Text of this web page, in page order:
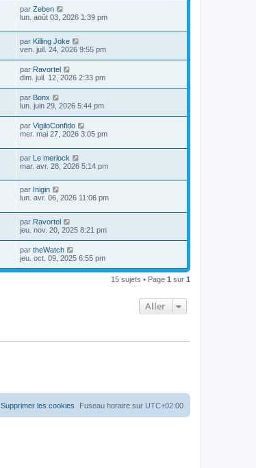
par Zeben
lun. août 03, 2026 1:39 pm
par Killing Joke
ven. juil. 24, 2026 9:55 pm
par Ravortel
dim. juil. 12, 2026 2:33 pm
par Bonx
lun. juin 29, 2026 5:44 pm
par VigiloConfido
mer. mai 27, 2026 3:05 pm
par Le merlock
mar. avr. 28, 2026 5:14 pm
par Inigin
lun. avr. 06, 2026 11:06 pm
par Ravortel
jeu. nov. 20, 2025 8:21 pm
par theWatch
jeu. oct. 09, 2025 6:55 pm
15 sujets • Page 1 sur 1
Aller
Fuseau horaire sur UTC+02:00
Supprimer les cookies